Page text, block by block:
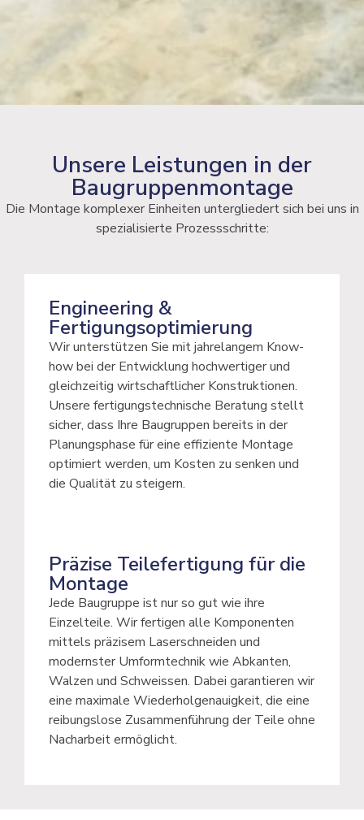
Unsere Leistungen in der
Baugruppenmontage
Die Montage komplexer Einheiten untergliedert sich bei uns in
spezialisierte Prozessschritte:
Engineering &
Fertigungsoptimierung
Wir unterstützen Sie mit jahrelangem Know-
how bei der Entwicklung hochwertiger und
gleichzeitig wirtschaftlicher Konstruktionen.
Unsere fertigungstechnische Beratung stellt
sicher, dass Ihre Baugruppen bereits in der
Planungsphase für eine effiziente Montage
optimiert werden, um Kosten zu senken und
die Qualität zu steigern.
Präzise Teilefertigung für die
Montage
Jede Baugruppe ist nur so gut wie ihre
Einzelteile. Wir fertigen alle Komponenten
mittels präzisem Laserschneiden und
modernster Umformtechnik wie Abkanten,
Walzen und Schweissen. Dabei garantieren wir
eine maximale Wiederholgenauigkeit, die eine
reibungslose Zusammenführung der Teile ohne
Nacharbeit ermöglicht.